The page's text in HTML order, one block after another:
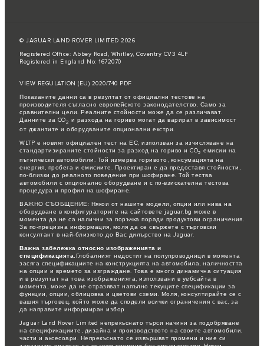
© JAGUAR LAND ROVER LIMITED 2026
Registered Office: Abbey Road, Whitley, Coventry CV3 4LF
Registered in England No: 1672070
VIEW REGULATION (EU) 2020/740 PDF
Показаните данни са в резултат от официални тестове на
производителя съгласно европейското законодателство. Само за
сравнителни цели. Реалните стойности може да се различават.
Данните за CO2 и разхода на гориво могат да варират в зависимост
от джантите и оборудваните опционални екстри.
WLTP е новият официален тест на ЕС, използван за изчисляване на
стандартизираните стойности за разход на гориво и CO2 емисии на
пътнически автомобили. Той измерва горивото, консумацията на
енергия, пробега и емисиите. Проектиран е да предоставя стойности,
по-близки до реалното поведение при шофиране. Той тества
автомобили с опционално оборудване и с по-взискателна тестова
процедура и профил на шофиране.
ВАЖНО СЪОБЩЕНИЕ: Някои от нашите модели, опции или нива на
оборудване в конфигураторите на сайтовете jaguar.bg може в
момента да не са налични за поръчка поради продуктови ограничения.
За по-прецизна информация, моля да се свържете с търговски
консултант в най-близкото до Вас дилърство на Jaguar.
Важна забележка относно изображенията и
спецификацията.Глобалният недостиг на полупроводници в момента
засяга спецификациите на конструкцията на автомобила, наличността
на опции и времето за изграждане. Това е много динамична ситуация
и в резултат на това изображенията, използвани в уебсайта в
момента, може да не отразяват напълно текущите спецификации за
функции, опции, облицовка и цветови схеми. Моля, консултирайте се с
вашия търговец, който може да сподели всички ограничения с вас, за
да направите информиран избор
Jaguar Land Rover Limited непрекъснато търси начини за подобряване
на спецификациите, дизайна и производството на своите автомобили,
части и аксесоари. Непрекъснато се извършват промени и ние си